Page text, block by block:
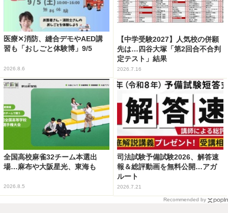
医療✕消防、縫合デモやAED講
習も「おしごと体験博」9/5
2026.8.6
【中学受験2027】人気校の併願
先は…四谷大塚「第2回合不合判
定テスト」結果
2026.7.16
全国高校麻雀32チーム本選出
場…麻布や大阪星光、東海も
2026.8.5
司法試験予備試験2026、解答速
報＆総評動画を無料公開…アガ
ルート
2026.7.21
Recommended by